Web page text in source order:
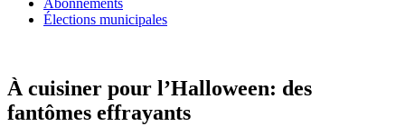
Abonnements
Élections municipales
À cuisiner pour l’Halloween: des
fantômes effrayants